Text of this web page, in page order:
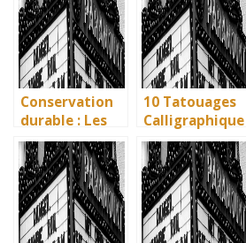
influence dans
la littérature
enfantine
écologiques du
British
Museum
Conservation
durable : Les
nouvelles
méthodes
écologiques du
British
Museum
10 Tatouages
Calligraphique
s : Citations et
Phrases
Uniques pour
immortaliser
vos amitiés